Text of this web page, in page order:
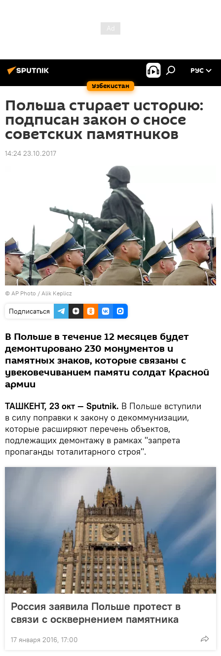
Узбекистан
РУС
Польша стирает историю:
подписан закон о сносе
советских памятников
14:24 23.10.2017
© AP Photo / Alik Keplicz
Подписаться
В Польше в течение 12 месяцев будет
демонтировано 230 монументов и
памятных знаков, которые связаны с
увековечиванием памяти солдат Красной
армии
ТАШКЕНТ, 23 окт — Sputnik. В Польше вступили
в силу поправки к закону о декоммунизации,
которые расширяют перечень объектов,
подлежащих демонтажу в рамках "запрета
пропаганды тоталитарного строя".
Россия заявила Польше протест в
связи с осквернением памятника
17 января 2016, 17:00